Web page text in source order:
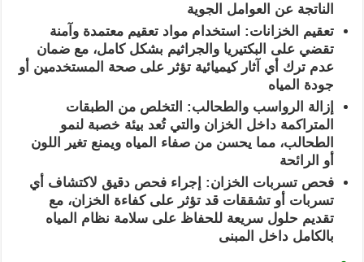
الناتجة عن العوامل الجوية
تعقيم الخزانات: استخدام مواد تعقيم معتمدة وآمنة
تقضي على البكتيريا والجراثيم بشكل كامل، مع ضمان
عدم ترك أي آثار كيميائية تؤثر على صحة المستخدمين أو
جودة المياه
إزالة الرواسب والطحالب: التخلص من الطبقات
المتراكمة داخل الخزان والتي تُعد بيئة خصبة لنمو
الطحالب، مما يحسن من صفاء المياه ويمنع تغير اللون
أو الرائحة
فحص تسربات الخزان: إجراء فحص دقيق لاكتشاف أي
تسربات أو تشققات قد تؤثر على كفاءة الخزان، مع
تقديم حلول سريعة للحفاظ على سلامة نظام المياه
بالكامل داخل المبنى